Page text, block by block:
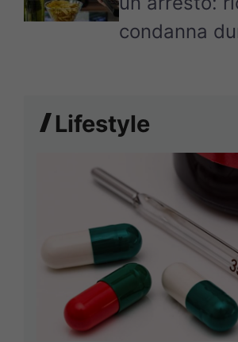
condanna
Lifestyle